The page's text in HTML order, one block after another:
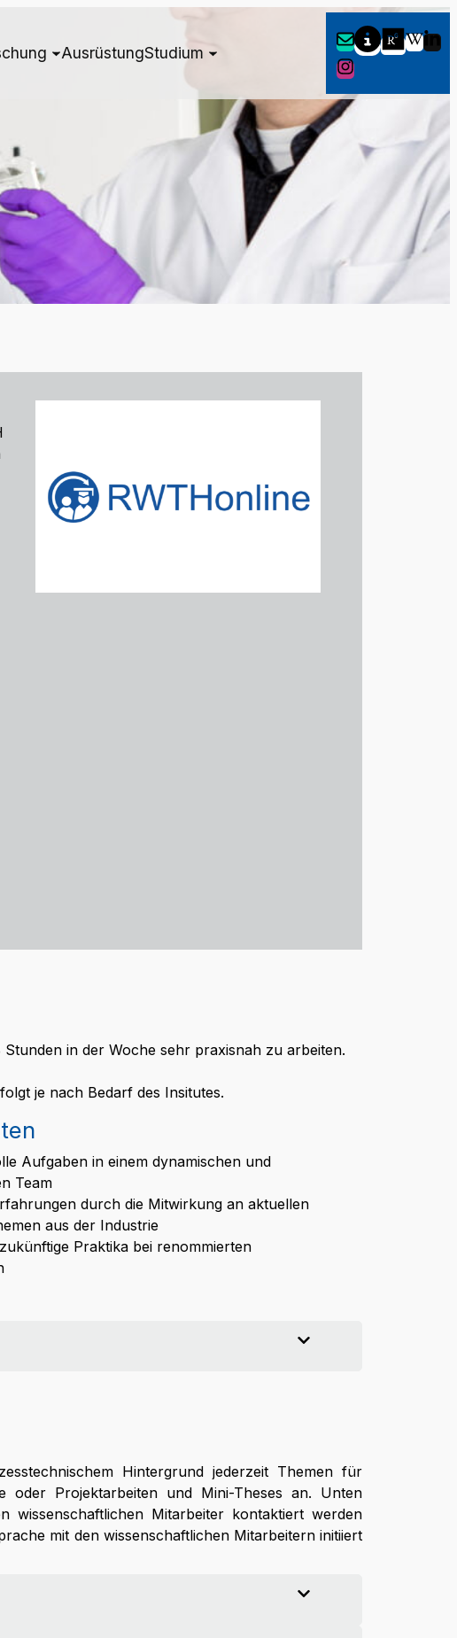
AusrüstungStudium
in der Woche sehr praxisnah zu arbeiten.
je nach Bedarf des Insitutes.
Aufgaben in einem dynamischen und
Team
durch die Mitwirkung an aktuellen
aus der Industrie
Praktika bei renommierten
Hintergrund jederzeit Themen für
oder Projektarbeiten und Mini-Theses an. Unten
Mitarbeiter kontaktiert werden
mit den wissenschaftlichen Mitarbeitern initiiert